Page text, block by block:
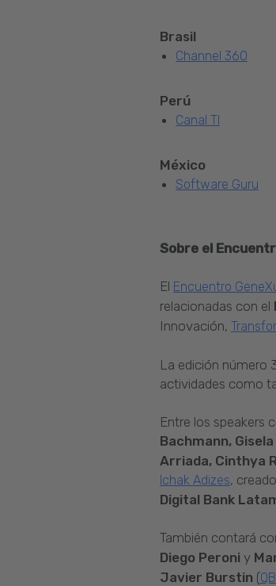
Brasil
Channel 360
Perú
Canal TI
México
Software Guru
Sobre el
El Encuentro
relacionadas con el
Innovación,
La edición número
actividades como
Entre los speakers
Bachmann,
Arriada, Cinthya
Ichak Adizes,
Digital Bank
También contará
Diego Peroni y
Javier Burstin (